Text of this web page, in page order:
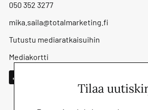
050 352 3277
mika.saila@totalmarketing.fi
Tutustu mediaratkaisuihin
Mediakortti
Tilaa